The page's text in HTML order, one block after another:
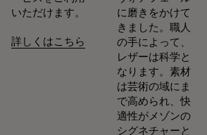
いただけます。
詳しくはこちら
に磨きをかけて
きました。職人
の手によって、
レザーは科学と
なります。素材
は芸術の域にま
で高められ、快
適性がメゾンの
シグネチャーと